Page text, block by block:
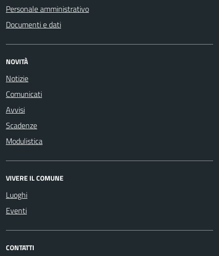
Personale amministrativo
Documenti e dati
NOVITÀ
Notizie
Comunicati
Avvisi
Scadenze
Modulistica
VIVERE IL COMUNE
Luoghi
Eventi
CONTATTI